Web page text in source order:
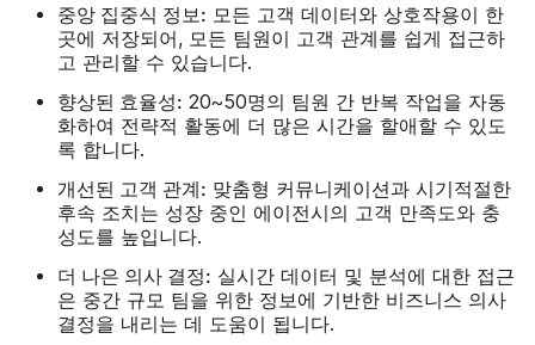
중앙 집중식 정보: 모든 고객 데이터와 상호작용이 한
곳에 저장되어, 모든 팀원이 고객 관계를 쉽게 접근하
고 관리할 수 있습니다.
향상된 효율성: 20~50명의 팀원 간 반복 작업을 자동
화하여 전략적 활동에 더 많은 시간을 할애할 수 있도
록 합니다.
개선된 고객 관계: 맞춤형 커뮤니케이션과 시기적절한
후속 조치는 성장 중인 에이전시의 고객 만족도와 충
성도를 높입니다.
더 나은 의사 결정: 실시간 데이터 및 분석에 대한 접근
은 중간 규모 팀을 위한 정보에 기반한 비즈니스 의사
결정을 내리는 데 도움이 됩니다.